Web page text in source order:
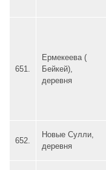
651.
Ермекеева (
Бейкей),
деревня
652.
Новые Сулли,
деревня